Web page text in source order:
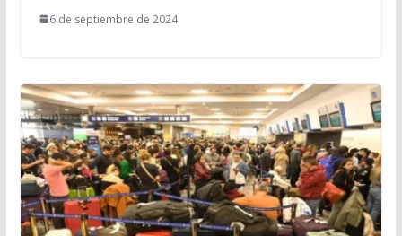
6 de septiembre de 2024